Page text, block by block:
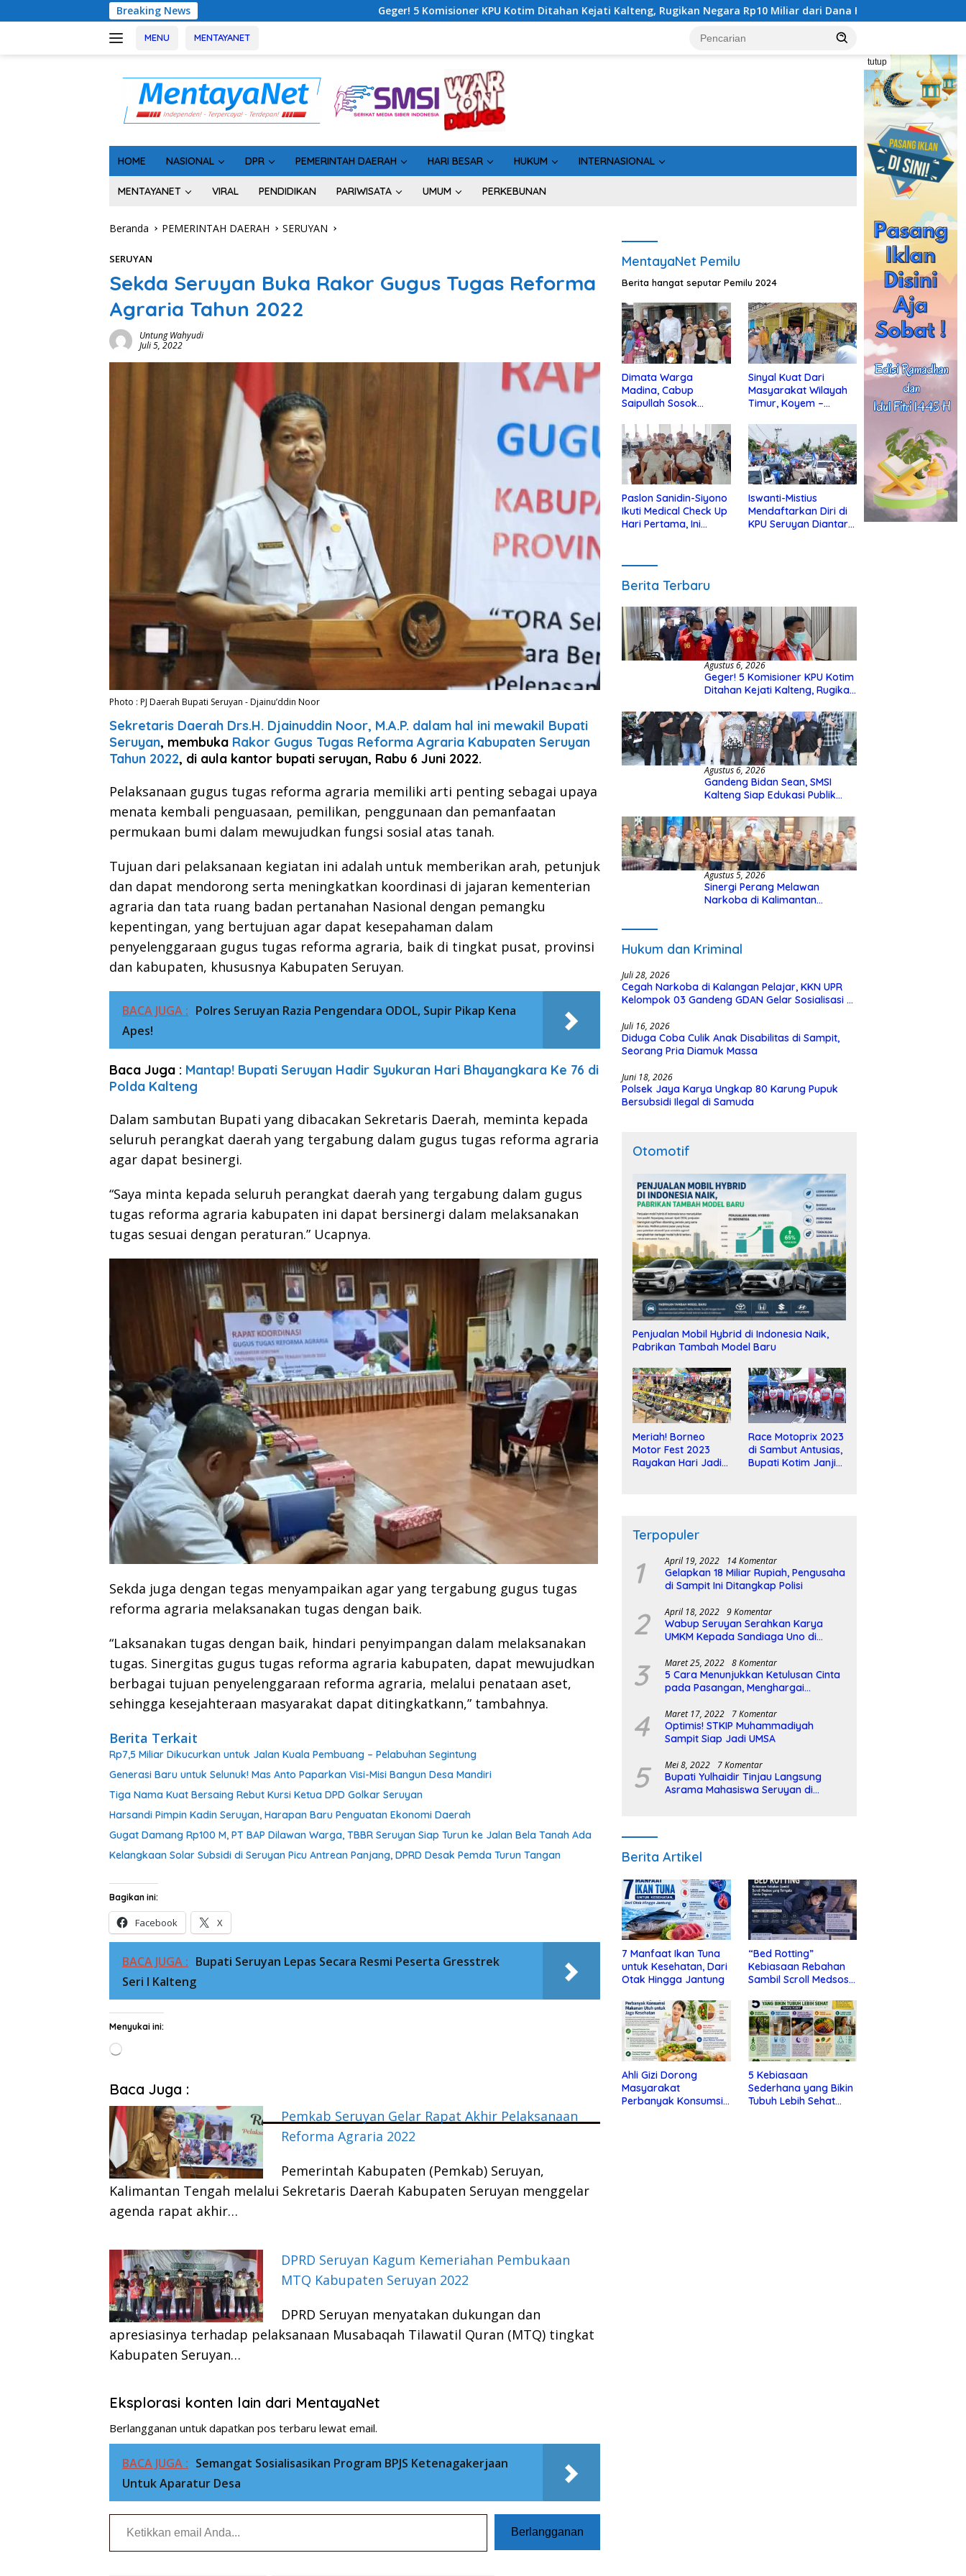
ke
Breaking News Geger! 5 Komisioner KPU Kotim Ditahan Kejati Kalteng, Rugikan Negara Rp10 Miliar dari Dana Hibah Rp40 Miliar Gandeng Bidan Sean,
MENU MENTAYANET
tutup
HOME NASIONAL DPR PEMERINTAH DAERAH HARI BESAR HUKUM INTERNASIONAL
MENTAYANET VIRAL PENDIDIKAN PARIWISATA UMUM PERKEBUNAN
Beranda PEMERINTAH DAERAH SERUYAN
SERUYAN
Sekda Seruyan Buka Rakor Gugus Tugas Reforma
Agraria Tahun 2022
Untung Wahyudi
Juli 5, 2022
Photo : PJ Daerah Bupati Seruyan - Djainu’ddin Noor
Sekretaris Daerah Drs.H. Djainuddin Noor, M.A.P. dalam hal ini mewakil Bupati
Seruyan, membuka Rakor Gugus Tugas Reforma Agraria Kabupaten Seruyan
Tahun 2022, di aula kantor bupati seruyan, Rabu 6 Juni 2022.
Pelaksanaan gugus tugas reforma agraria memiliki arti penting sebagai upaya
menata kembali penguasaan, pemilikan, penggunaan dan pemanfaatan
permukaan bumi dalam mewujudkan fungsi sosial atas tanah.
Tujuan dari pelaksanaan kegiatan ini adalah untuk memberikan arah, petunjuk
dan dapat mendorong serta meningkatkan koordinasi di jajaran kementerian
agraria dan tata ruang badan pertanahan Nasional dengan pemangku
kepentingan, yang bertujuan agar dapat kesepahaman dalam
penyelenggaraan gugus tugas reforma agraria, baik di tingkat pusat, provinsi
dan kabupaten, khususnya Kabupaten Seruyan.
BACA JUGA : Polres Seruyan Razia Pengendara ODOL, Supir Pikap Kena
Apes!
Baca Juga : Mantap! Bupati Seruyan Hadir Syukuran Hari Bhayangkara Ke 76 di
Polda Kalteng
Dalam sambutan Bupati yang dibacakan Sekretaris Daerah, meminta kepada
seluruh perangkat daerah yang tergabung dalam gugus tugas reforma agraria
agar dapat besinergi.
“Saya minta kepada seluruh perangkat daerah yang tergabung dalam gugus
tugas reforma agraria kabupaten ini dapat bersinergi dalam melaksanakan
tugas sesuai dengan peraturan.” Ucapnya.
Sekda juga dengan tegas menyampaikan agar yang tergabung gugus tugas
reforma agraria melaksanakan tugas dengan baik.
“Laksanakan tugas dengan baik, hindari penyimpangan dalam melaksanakan
tugas. Sinergitas gugus tugas reforma agraria kabupaten, dapat mewujudkan
berbagai tujuan penyelenggaraan reforma agraria, melalui penataan aset,
sehingga kesejahteraan masyarakat dapat ditingkatkann,” tambahnya.
Berita Terkait
Rp7,5 Miliar Dikucurkan untuk Jalan Kuala Pembuang – Pelabuhan Segintung
Generasi Baru untuk Selunuk! Mas Anto Paparkan Visi-Misi Bangun Desa Mandiri
Tiga Nama Kuat Bersaing Rebut Kursi Ketua DPD Golkar Seruyan
Harsandi Pimpin Kadin Seruyan, Harapan Baru Penguatan Ekonomi Daerah
Gugat Damang Rp100 M, PT BAP Dilawan Warga, TBBR Seruyan Siap Turun ke Jalan Bela Tanah Ada
Kelangkaan Solar Subsidi di Seruyan Picu Antrean Panjang, DPRD Desak Pemda Turun Tangan
Bagikan ini:
Facebook X
BACA JUGA : Bupati Seruyan Lepas Secara Resmi Peserta Gresstrek
Seri I Kalteng
Menyukai ini:
Memuat...
Baca Juga :
Pemkab Seruyan Gelar Rapat Akhir Pelaksanaan
Reforma Agraria 2022
Pemerintah Kabupaten (Pemkab) Seruyan,
Kalimantan Tengah melalui Sekretaris Daerah Kabupaten Seruyan menggelar
agenda rapat akhir…
DPRD Seruyan Kagum Kemeriahan Pembukaan
MTQ Kabupaten Seruyan 2022
DPRD Seruyan menyatakan dukungan dan
apresiasinya terhadap pelaksanaan Musabaqah Tilawatil Quran (MTQ) tingkat
Kabupaten Seruyan…
Eksplorasi konten lain dari MentayaNet
Berlangganan untuk dapatkan pos terbaru lewat email.
BACA JUGA : Semangat Sosialisasikan Program BPJS Ketenagakerjaan
Untuk Aparatur Desa
Ketikkan email Anda...
Berlangganan
MentayaNet Pemilu
Berita hangat seputar Pemilu 2024
Dimata Warga
Madina, Cabup
Saipullah Sosok
Anak Yatim
Sinyal Kuat Dari
Masyarakat Wilayah
Timur, Koyem –
di Kotim
Paslon Sanidin-Siyono
Ikuti Medical Check Up
Hari Pertama, Ini
Iswanti-Mistius
Mendaftarkan Diri di
KPU Seruyan Diantar
Berita Terbaru
Agustus 6, 2026
Geger! 5 Komisioner KPU Kotim
Ditahan Kejati Kalteng, Rugikan
Hibah Rp40 Miliar
Agustus 6, 2026
Gandeng Bidan Sean, SMSI
Kalteng Siap Edukasi Publik
Agustus 5, 2026
Sinergi Perang Melawan
Narkoba di Kalimantan
Hukum dan Kriminal
Juli 28, 2026
Cegah Narkoba di Kalangan Pelajar, KKN UPR
Kelompok 03 Gandeng GDAN Gelar Sosialisasi di
Juli 16, 2026
Diduga Coba Culik Anak Disabilitas di Sampit,
Seorang Pria Diamuk Massa
Juni 18, 2026
Polsek Jaya Karya Ungkap 80 Karung Pupuk
Bersubsidi Ilegal di Samuda
Otomotif
Penjualan Mobil Hybrid di Indonesia Naik,
Pabrikan Tambah Model Baru
Meriah! Borneo
Motor Fest 2023
Rayakan Hari Jadi
Race Motoprix 2023
di Sambut Antusias,
Bupati Kotim Janji
Terpopuler
1 April 19, 2022 14 Komentar
Gelapkan 18 Miliar Rupiah, Pengusaha
di Sampit Ini Ditangkap Polisi
2 April 18, 2022 9 Komentar
Wabup Seruyan Serahkan Karya
UMKM Kepada Sandiaga Uno di
3 Maret 25, 2022 8 Komentar
5 Cara Menunjukkan Ketulusan Cinta
pada Pasangan, Menghargai
4 Maret 17, 2022 7 Komentar
Optimis! STKIP Muhammadiyah
Sampit Siap Jadi UMSA
5 Mei 8, 2022 7 Komentar
Bupati Yulhaidir Tinjau Langsung
Asrama Mahasiswa Seruyan di
Berita Artikel
7 Manfaat Ikan Tuna
untuk Kesehatan, Dari
Otak Hingga Jantung
“Bed Rotting”
Kebiasaan Rebahan
Sambil Scroll Medsos
Depresi
Ahli Gizi Dorong
Masyarakat
Perbanyak Konsumsi
5 Kebiasaan
Sederhana yang Bikin
Tubuh Lebih Sehat